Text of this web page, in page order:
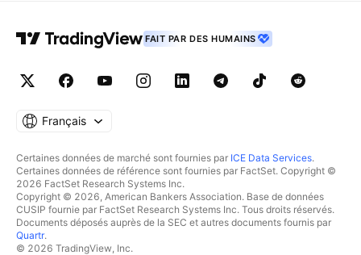
FAIT PAR DES HUMAINS
Français
Certaines données de marché sont fournies par ICE Data Services.
Certaines données de référence sont fournies par FactSet. Copyright ©
2026 FactSet Research Systems Inc.
Copyright © 2026, American Bankers Association. Base de données
CUSIP fournie par FactSet Research Systems Inc. Tous droits réservés.
Documents déposés auprès de la SEC et autres documents fournis par
Quartr.
© 2026 TradingView, Inc.